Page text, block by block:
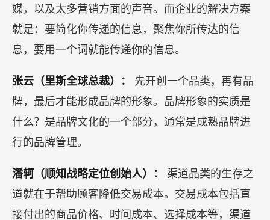
大咖观点：
里斯（定位理论创始人之一）：要建立品牌就必须
第一个进入消费者心智，这才是今天商业成功的关
键，而不是价格有多便宜。在一个过度沟通、过度
交流的社会中，人们面对太多的产品，太多的传
媒，以及太多营销方面的声音。而企业的解决方案
息，要用一个词就能传递你的信息。
张云（里斯全球总裁）：先开创一个品类，再有品